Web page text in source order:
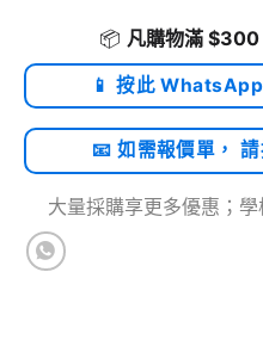
📦 凡購物滿 $300
📱 按此
📧 如需報價單，
大量採購享更多優惠；